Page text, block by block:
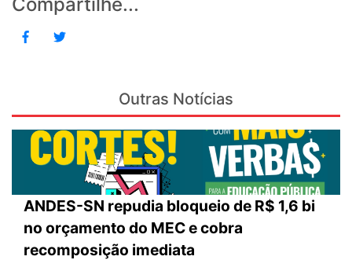
Outras Notícias
ANDES-SN repudia bloqueio de R$ 1,6 bi
no orçamento do MEC e cobra
recomposição imediata